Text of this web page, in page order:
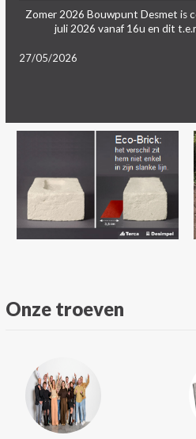
Zomer 2026 Bouwpunt Desmet is
juli 2026 vanaf 16u en dit
27/05/2026
Onze troeven